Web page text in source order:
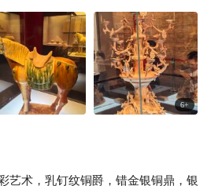
史价值，表现的淋漓尽致！石刻馆的
6+
艺术，乳钉纹铜爵，错金银铜鼎，银